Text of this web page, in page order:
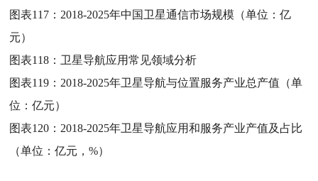
图表117： 2018-2025年中国卫星通信市场规模（单位：亿
元）
图表118： 卫星导航应用常见领域分析
图表119： 2018-2025年卫星导航与位置服务产业总产值（单
位：亿元）
图表120： 2018-2025年卫星导航应用和服务产业产值及占比
（单位：亿元，%）